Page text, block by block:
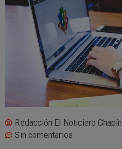
Redacción El Noticiero Chapín
Sin comentarios